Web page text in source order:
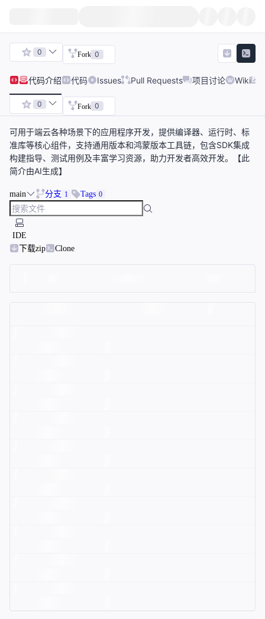
0 Fork 0
代码介绍 代码 Issues Pull Requests 项目讨论 Wiki
0 Fork 0
可用于端云各种场景下的应用程序开发，提供编译器、运行时、标
准库等核心组件，支持通用版本和鸿蒙版本工具链，包含SDK集成
构建指导、测试用例及丰富学习资源，助力开发者高效开发。【此
简介由AI生成】
main 分支 1 Tags 0
IDE
下载zip
Clone